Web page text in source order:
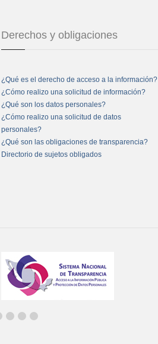
Derechos y obligaciones
¿Qué es el derecho de acceso a la información?
¿Cómo realizo una solicitud de información?
¿Qué son los datos personales?
¿Cómo realizo una solicitud de datos
personales?
¿Qué son las obligaciones de transparencia?
Directorio de sujetos obligados